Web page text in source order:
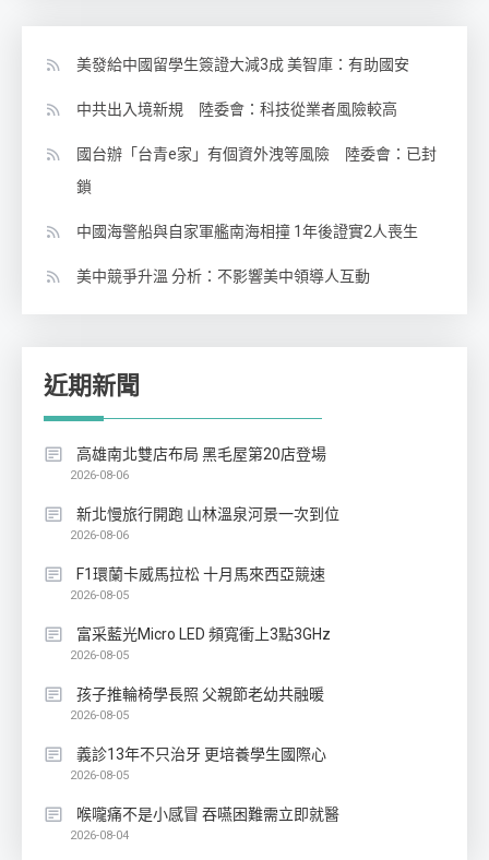
美發給中國留學生簽證大減3成 美智庫：有助國安
中共出入境新規 陸委會：科技從業者風險較高
國台辦「台青e家」有個資外洩等風險 陸委會：已封
鎖
中國海警船與自家軍艦南海相撞 1年後證實2人喪生
美中競爭升溫 分析：不影響美中領導人互動
近期新聞
高雄南北雙店布局 黑毛屋第20店登場
2026-08-06
新北慢旅行開跑 山林溫泉河景一次到位
2026-08-06
F1環蘭卡威馬拉松 十月馬來西亞競速
2026-08-05
富采藍光Micro LED 頻寬衝上3點3GHz
2026-08-05
孩子推輪椅學長照 父親節老幼共融暖
2026-08-05
義診13年不只治牙 更培養學生國際心
2026-08-05
喉嚨痛不是小感冒 吞嚥困難需立即就醫
2026-08-04